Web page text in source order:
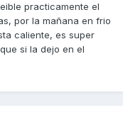
practicamente el
por la mañana en frio
caliente, es super
si la dejo en el